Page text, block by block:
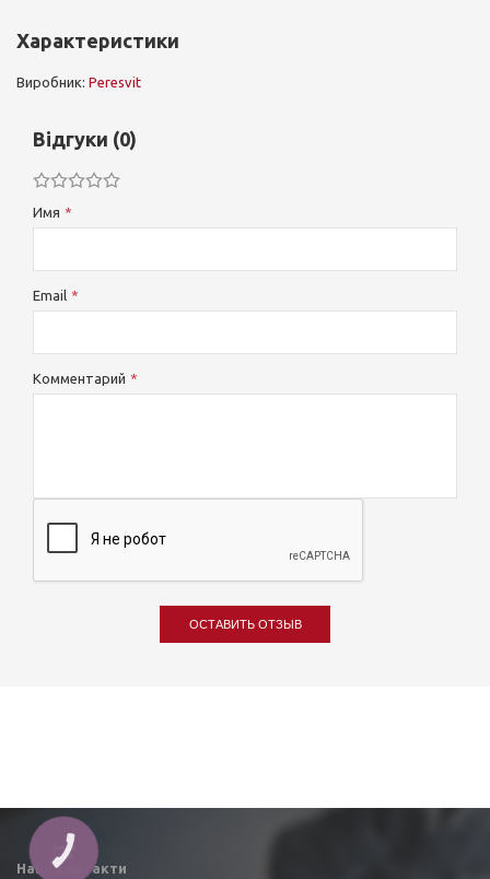
Характеристики
Виробник: Peresvit
Відгуки (0)
Имя
Email
Комментарий
ОСТАВИТЬ ОТЗЫВ
Наші контакти